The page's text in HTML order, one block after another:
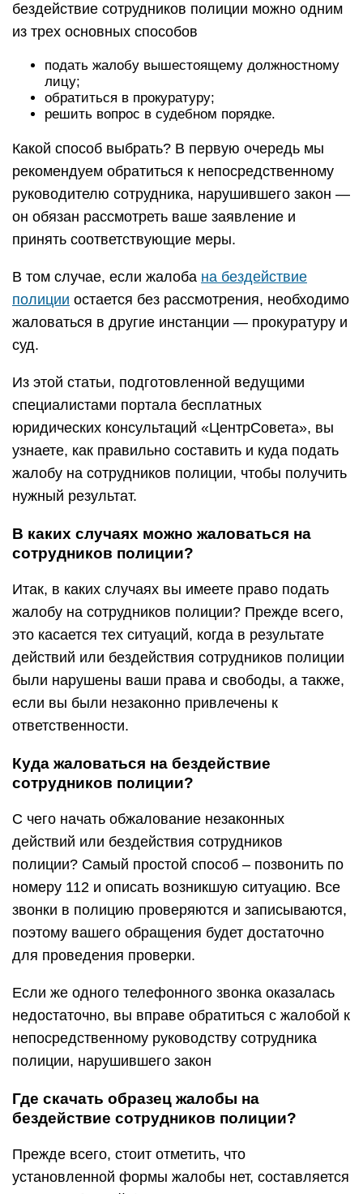
бездействие сотрудников полиции можно одним
из трех основных способов
подать жалобу вышестоящему должностному
лицу;
обратиться в прокуратуру;
решить вопрос в судебном порядке.
Какой способ выбрать? В первую очередь мы
рекомендуем обратиться к непосредственному
руководителю сотрудника, нарушившего закон —
он обязан рассмотреть ваше заявление и
принять соответствующие меры.
В том случае, если жалоба на бездействие
полиции остается без рассмотрения, необходимо
жаловаться в другие инстанции — прокуратуру и
суд.
Из этой статьи, подготовленной ведущими
специалистами портала бесплатных
юридических консультаций «ЦентрСовета», вы
узнаете, как правильно составить и куда подать
жалобу на сотрудников полиции, чтобы получить
нужный результат.
В каких случаях можно жаловаться на
сотрудников полиции?
Итак, в каких случаях вы имеете право подать
жалобу на сотрудников полиции? Прежде всего,
это касается тех ситуаций, когда в результате
действий или бездействия сотрудников полиции
были нарушены ваши права и свободы, а также,
если вы были незаконно привлечены к
ответственности.
Куда жаловаться на бездействие
сотрудников полиции?
С чего начать обжалование незаконных
действий или бездействия сотрудников
полиции? Самый простой способ – позвонить по
номеру 112 и описать возникшую ситуацию. Все
звонки в полицию проверяются и записываются,
поэтому вашего обращения будет достаточно
для проведения проверки.
Если же одного телефонного звонка оказалась
недостаточно, вы вправе обратиться с жалобой к
непосредственному руководству сотрудника
полиции, нарушившего закон
Где скачать образец жалобы на
бездействие сотрудников полиции?
Прежде всего, стоит отметить, что
установленной формы жалобы нет, составляется